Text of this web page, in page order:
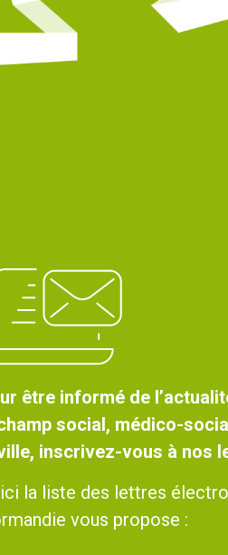
être informé de
social, médico-
inscrivez-vous à nos
la liste des lettres
vous propose :